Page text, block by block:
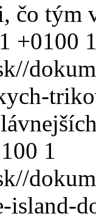
čo tým
+0100
1
island-